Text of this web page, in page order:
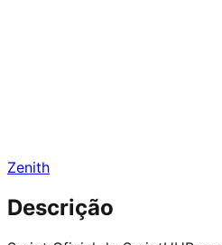
Zenith
Descrição